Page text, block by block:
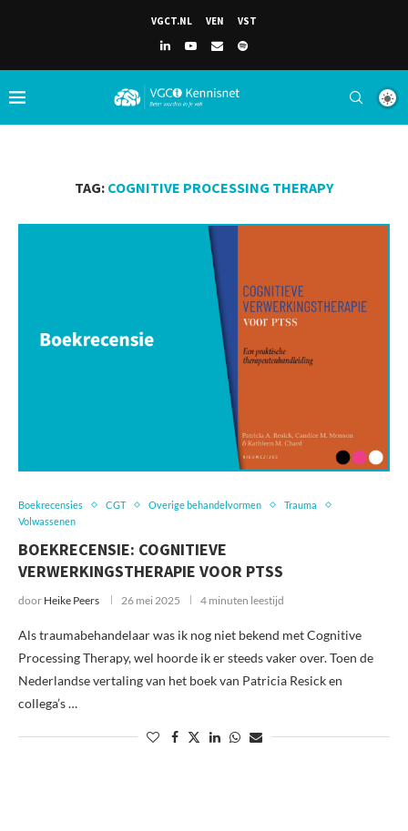
VGCT.NL VEN VST
TAG: COGNITIVE PROCESSING THERAPY
Boekrecensies CGT Overige behandelvormen
Trauma
Volwassenen
BOEKRECENSIE: COGNITIEVE
VERWERKINGSTHERAPIE VOOR PTSS
door Heike Peers 26 mei 2025 4 minuten leestijd
Als traumabehandelaar was ik nog niet bekend met Cognitive
Processing Therapy, wel hoorde ik er steeds vaker over. Toen de
Nederlandse vertaling van het boek van Patricia Resick en
collega’s …